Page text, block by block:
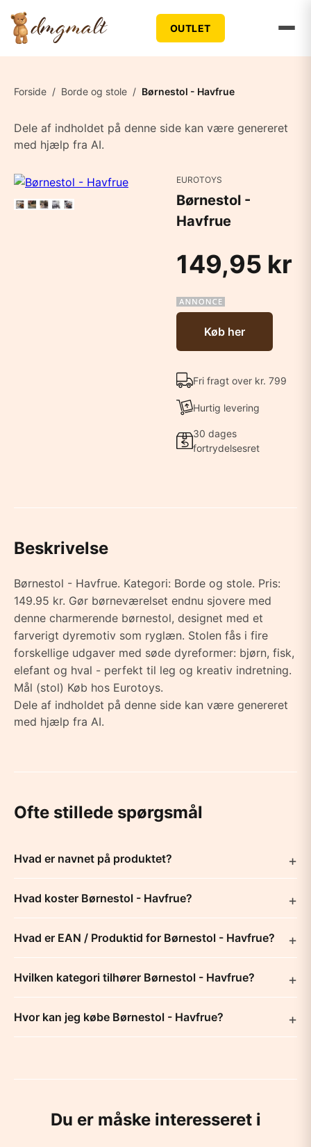
OUTLET
Forside / Borde og stole / Børnestol - Havfrue
Dele af indholdet på denne side kan være genereret
med hjælp fra AI.
EUROTOYS
Børnestol -
Havfrue
149,95 kr
Køb her
Fri fragt over kr. 799
Hurtig levering
30 dages
fortrydelsesret
Beskrivelse
Børnestol - Havfrue. Kategori: Borde og stole. Pris:
149.95 kr. Gør børneværelset endnu sjovere med
denne charmerende børnestol, designet med et
farverigt dyremotiv som ryglæn. Stolen fås i fire
forskellige udgaver med søde dyreformer: bjørn, fisk,
elefant og hval - perfekt til leg og kreativ indretning.
Mål (stol) Køb hos Eurotoys.
Dele af indholdet på denne side kan være genereret
med hjælp fra AI.
Ofte stillede spørgsmål
Hvad er navnet på produktet?
Hvad koster Børnestol - Havfrue?
Hvad er EAN / Produktid for Børnestol - Havfrue?
Hvilken kategori tilhører Børnestol - Havfrue?
Hvor kan jeg købe Børnestol - Havfrue?
Du er måske interesseret i